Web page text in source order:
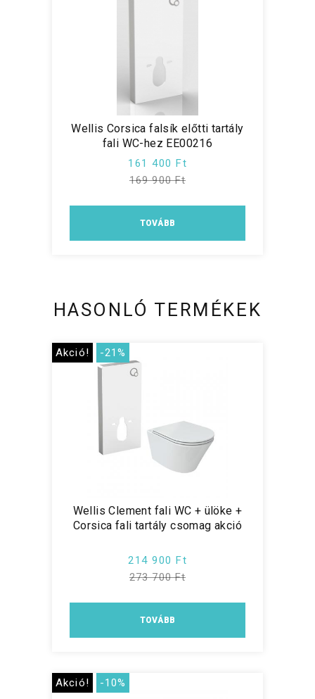
Wellis Corsica falsík előtti tartály
fali WC-hez EE00216
161 400 Ft
169 900 Ft
TOVÁBB
HASONLÓ TERMÉKEK
Akció! -21%
Wellis Clement fali WC + ülöke +
Corsica fali tartály csomag akció
214 900 Ft
273 700 Ft
TOVÁBB
Akció! -10%